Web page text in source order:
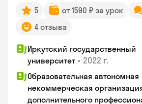
5 от 1590 ₽ за урок
4 отзыва
Иркутский государственный
университет • 2022 г.
Образовательная автономная
некоммерческая
дополнительного